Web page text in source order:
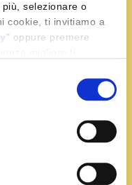
selezionare o
cookie, ti invitiamo a
" oppure premere
lo zafferano